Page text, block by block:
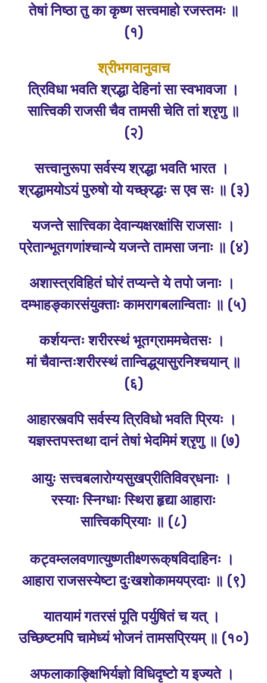
तेषां निष्ठा तु का कृष्ण सत्त्वमाहो रजस्तमः ॥
(१)
श्रीभगवानुवाच
त्रिविधा भवति श्रद्धा देहिनां सा स्वभावजा ।
सात्त्विकी राजसी चैव तामसी चेति तां श्रृणु ॥
(२)
सत्त्वानुरूपा सर्वस्य श्रद्धा भवति भारत ।
श्रद्धामयोऽयं पुरुषो यो यच्छ्रद्धः स एव सः ॥ (३)
यजन्ते सात्त्विका देवान्यक्षरक्षांसि राजसाः ।
प्रेतान्भूतगणांश्चान्ये यजन्ते तामसा जनाः ॥ (४)
अशास्त्रविहितं घोरं तप्यन्ते ये तपो जनाः ।
दम्भाहङ्‍कारसंयुक्ताः कामरागबलान्विताः ॥ (५)
कर्शयन्तः शरीरस्थं भूतग्राममचेतसः ।
मां चैवान्तःशरीरस्थं तान्विद्ध्‌यासुरनिश्चयान्‌ ॥
(६)
आहारस्त्वपि सर्वस्य त्रिविधो भवति प्रियः ।
यज्ञस्तपस्तथा दानं तेषां भेदमिमं श्रृणु ॥ (७)
आयुः सत्त्वबलारोग्यसुखप्रीतिविवर्धनाः ।
रस्याः स्निग्धाः स्थिरा हृद्या आहाराः
सात्त्विकप्रियाः ॥ (८)
कट्वम्ललवणात्युष्णतीक्ष्णरूक्षविदाहिनः ।
आहारा राजसस्येष्टा दुःखशोकामयप्रदाः ॥ (९)
यातयामं गतरसं पूति पर्युषितं च यत्‌ ।
उच्छिष्टमपि चामेध्यं भोजनं तामसप्रियम्‌ ॥ (१०)
अफलाकाङ्क्षिभिर्यज्ञो विधिदृष्टो य इज्यते ।